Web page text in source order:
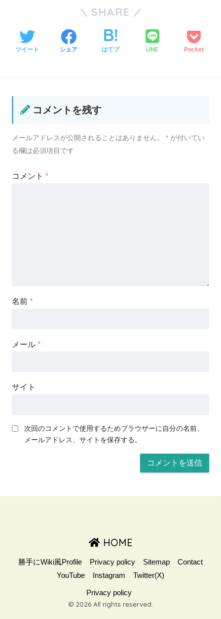
SHARE
ツイート シェア はてブ LINE Pocket
コメントを残す
メールアドレスが公開されることはありません。 * が付いてい
る欄は必須項目です
コメント *
名前 *
メール *
サイト
次回のコメントで使用するためブラウザーに自分の名前、
メールアドレス、サイトを保存する。
HOME
勝手にWiki風Profile Privacy policy Sitemap
Contact
YouTube
Instagram Twitter(X)
Privacy policy
© 2026 All rights reserved.